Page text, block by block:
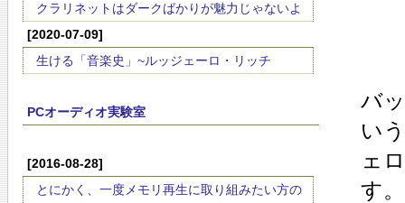
クラリネットはダークばかりが魅力じゃないよ
[2020-07-09]
生ける「音楽史」~ルッジェーロ・リッチ
PCオーディオ実験室
[2016-08-28]
とにかく、一度メモリ再生に取り組みたい方の
バ
い
ェ
す。